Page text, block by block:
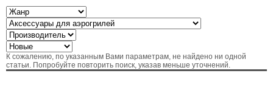
К сожалению, по указанным Вами параметрам, не найдено ни одной
статьи. Попробуйте повторить поиск, указав меньше уточнений.